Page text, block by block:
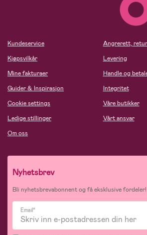
Kundeservice
Kjøpsvilkår
Mine fakturaer
Guider & Inspirasjon
Cookie settings
Ledige stillinger
Om oss
Angrerett,
Levering
Handle og
Integritet
Våre butikker
Vårt ansvar
Nyhetsbrev
Bli nyhetsbrevabonnent og få eksklusive fordeler!
Email*